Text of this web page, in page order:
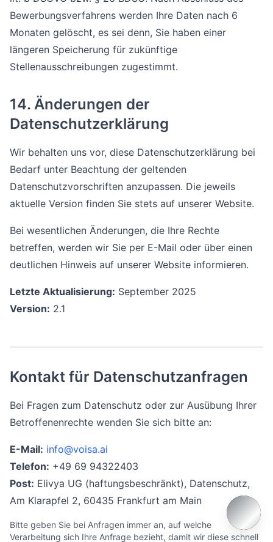
Bewerbungsverfahrens werden Ihre Daten nach 6
Monaten gelöscht, es sei denn, Sie haben einer
längeren Speicherung für zukünftige
Stellenausschreibungen zugestimmt.
14. Änderungen der
Datenschutzerklärung
Wir behalten uns vor, diese Datenschutzerklärung bei
Bedarf unter Beachtung der geltenden
Datenschutzvorschriften anzupassen. Die jeweils
aktuelle Version finden Sie stets auf unserer Website.
Bei wesentlichen Änderungen, die Ihre Rechte
betreffen, werden wir Sie per E-Mail oder über einen
deutlichen Hinweis auf unserer Website informieren.
Letzte Aktualisierung: September 2025
Version: 2.1
Kontakt für Datenschutzanfragen
Bei Fragen zum Datenschutz oder zur Ausübung Ihrer
Betroffenenrechte wenden Sie sich bitte an:
E-Mail: info@voisa.ai
Telefon: +49 69 94322403
Post: Elivya UG (haftungsbeschränkt), Datenschutz,
Am Klarapfel 2, 60435 Frankfurt am Main
Bitte geben Sie bei Anfragen immer an, auf welche
Verarbeitung sich Ihre Anfrage bezieht, damit wir diese schnell